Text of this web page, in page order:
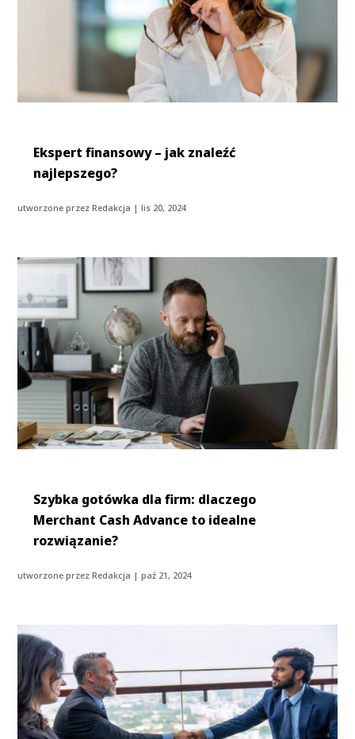
Ekspert finansowy – jak znaleźć
najlepszego?
utworzone przezRedakcja |lis 20, 2024
Szybka gotówka dla firm: dlaczego
Merchant Cash Advance to idealne
rozwiązanie?
utworzone przezRedakcja |paź 21, 2024